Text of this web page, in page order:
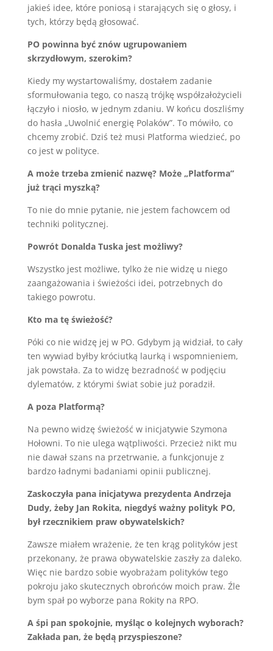
jakieś idee, które poniosą i starających się o głosy, i
tych, którzy będą głosować.
PO powinna być znów ugrupowaniem
skrzydłowym, szerokim?
Kiedy my wystartowaliśmy, dostałem zadanie
sformułowania tego, co naszą trójkę współzałożycieli
łączyło i niosło, w jednym zdaniu. W końcu doszliśmy
do hasła „Uwolnić energię Polaków”. To mówiło, co
chcemy zrobić. Dziś też musi Platforma wiedzieć, po
co jest w polityce.
A może trzeba zmienić nazwę? Może „Platforma”
już trąci myszką?
To nie do mnie pytanie, nie jestem fachowcem od
techniki politycznej.
Powrót Donalda Tuska jest możliwy?
Wszystko jest możliwe, tylko że nie widzę u niego
zaangażowania i świeżości idei, potrzebnych do
takiego powrotu.
Kto ma tę świeżość?
Póki co nie widzę jej w PO. Gdybym ją widział, to cały
ten wywiad byłby króciutką laurką i wspomnieniem,
jak powstała. Za to widzę bezradność w podjęciu
dylematów, z którymi świat sobie już poradził.
A poza Platformą?
Na pewno widzę świeżość w inicjatywie Szymona
Hołowni. To nie ulega wątpliwości. Przecież nikt mu
nie dawał szans na przetrwanie, a funkcjonuje z
bardzo ładnymi badaniami opinii publicznej.
Zaskoczyła pana inicjatywa prezydenta Andrzeja
Dudy, żeby Jan Rokita, niegdyś ważny polityk PO,
był rzecznikiem praw obywatelskich?
Zawsze miałem wrażenie, że ten krąg polityków jest
przekonany, że prawa obywatelskie zaszły za daleko.
Więc nie bardzo sobie wyobrażam polityków tego
pokroju jako skutecznych obrońców moich praw. Źle
bym spał po wyborze pana Rokity na RPO.
A śpi pan spokojnie, myśląc o kolejnych wyborach?
Zakłada pan, że będą przyspieszone?